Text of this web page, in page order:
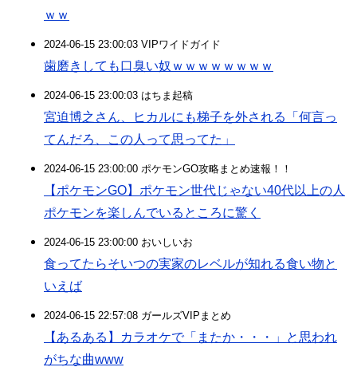
ｗｗ
2024-06-15 23:00:03 VIPワイドガイド
歯磨きしても口臭い奴ｗｗｗｗｗｗｗｗ
2024-06-15 23:00:03 はちま起稿
宮迫博之さん、ヒカルにも梯子を外される「何言っ
てんだろ、この人って思ってた」
2024-06-15 23:00:00 ポケモンGO攻略まとめ速報！！
【ポケモンGO】ポケモン世代じゃない40代以上の人
ポケモンを楽しんでいるところに驚く
2024-06-15 23:00:00 おいしいお
食ってたらそいつの実家のレベルが知れる食い物と
いえば
2024-06-15 22:57:08 ガールズVIPまとめ
【あるある】カラオケで「またか・・・」と思われ
がちな曲www